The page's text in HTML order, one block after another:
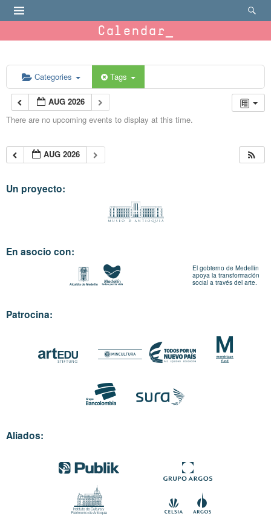
Calendar
Categories Tags
AUG 2026
There are no upcoming events to display at this time.
AUG 2026
Un proyecto:
En asocio con:
El gobierno de Medellín
apoya la transformación
social a través del arte.
Patrocina:
Aliados: